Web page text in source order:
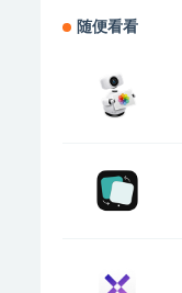
随便看看